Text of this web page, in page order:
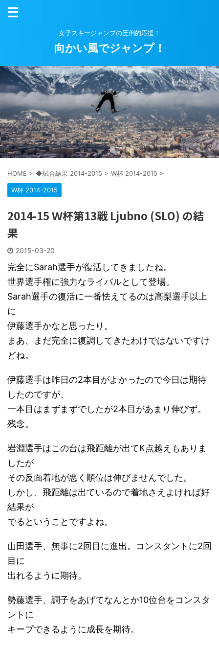
女子スキージャンプの圧倒的応援！
向かい風でジャンプ！
HOME > ◆試合結果 2014-2015 > W杯 2014-2015 >
W杯 2014-2015
2014-15 Ｗ杯第13戦 Ljubno (SLO) の結
果
2015-03-20
完全にSarah選手が復活してきましたね。
世界選手権に強力なライバルとして登場。
Sarah選手の復活に一番怯えてるのは高梨選手以上
に
伊藤選手かなと思ったり。
まあ、まだ完全に復調してきたわけではないですけ
どね。
伊藤選手は昨日の2本目がよかったので今日は期待
したのですが、
一本目はまずまずでしたが2本目があまり伸びず。
残念。
岩淵選手はこの台は飛距離が出てK点越えもありま
したが
その反面着地が悪く順位は伸びませんでした。
しかし、飛距離は出ているので着地さえよければ好
結果が
でるということですよね。
山田選手、無事に2回目に進出。コンスタントに2回
目に
出れるように期待。
勢藤選手、調子をあげてなんとか10位台をコンスタ
ントに
キープできるように成長を期待。